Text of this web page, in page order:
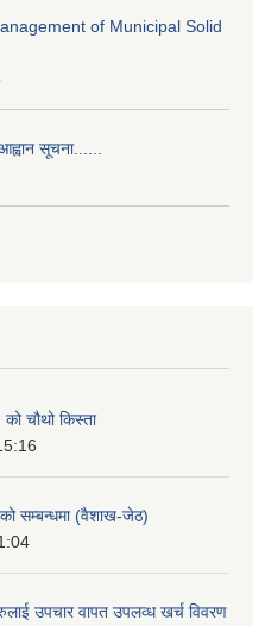
of Municipal Solid
सूचना......
चौथो किस्ता
सम्बन्धमा (वैशाख-जेठ)
उपचार वापत उपलव्ध खर्च विवरण